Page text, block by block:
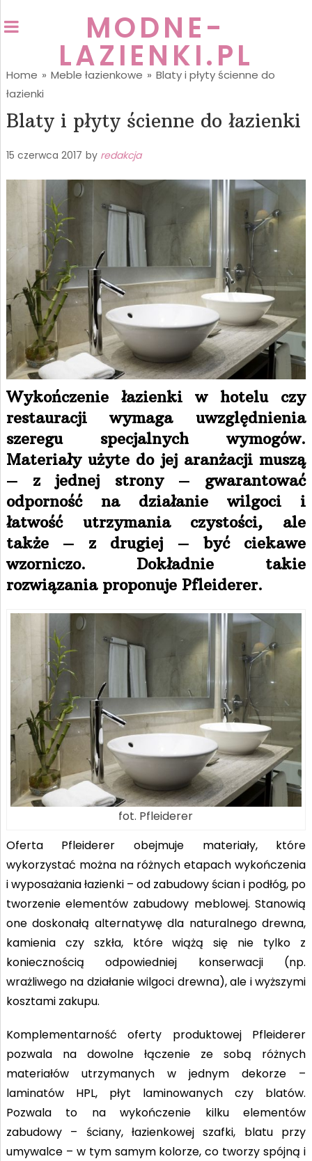
MODNE-
LAZIENKI.PL
Home » Meble łazienkowe » Blaty i płyty ścienne do
łazienki
Blaty i płyty ścienne do łazienki
15 czerwca 2017 by redakcja
Wykończenie łazienki w hotelu czy
restauracji wymaga uwzględnienia
szeregu specjalnych wymogów.
Materiały użyte do jej aranżacji muszą
– z jednej strony – gwarantować
odporność na działanie wilgoci i
łatwość utrzymania czystości, ale
także – z drugiej – być ciekawe
wzorniczo. Dokładnie takie
rozwiązania proponuje Pfleiderer.
fot. Pfleiderer
Oferta Pfleiderer obejmuje materiały, które
wykorzystać można na różnych etapach wykończenia
i wyposażania łazienki – od zabudowy ścian i podłóg, po
tworzenie elementów zabudowy meblowej. Stanowią
one doskonałą alternatywę dla naturalnego drewna,
kamienia czy szkła, które wiążą się nie tylko z
koniecznością odpowiedniej konserwacji (np.
wrażliwego na działanie wilgoci drewna), ale i wyższymi
kosztami zakupu.
Komplementarność oferty produktowej Pfleiderer
pozwala na dowolne łączenie ze sobą różnych
materiałów utrzymanych w jednym dekorze –
laminatów HPL, płyt laminowanych czy blatów.
Pozwala to na wykończenie kilku elementów
zabudowy – ściany, łazienkowej szafki, blatu przy
umywalce – w tym samym kolorze, co tworzy spójną i